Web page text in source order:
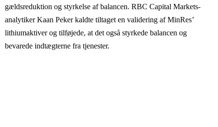
gældsreduktion og styrkelse af balancen. RBC Capital Markets-
analytiker Kaan Peker kaldte tiltaget en validering af MinRes’
lithiumaktiver og tilføjede, at det også styrkede balancen og
bevarede indtægterne fra tjenester.